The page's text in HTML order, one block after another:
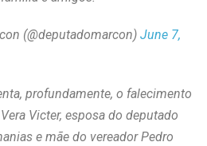
(@deputadomarcon) June 7,
profundamente, o falecimento
Victer, esposa do deputado
e mãe do vereador Pedro